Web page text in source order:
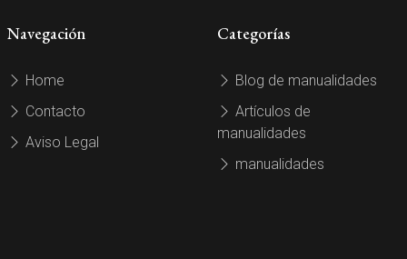
Navegación
Home
Contacto
Aviso Legal
Categorías
Blog de manualidades
Artículos de
manualidades
manualidades